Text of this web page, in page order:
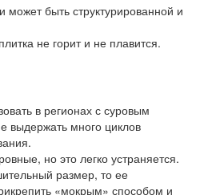
может быть структурированной и
не горит и не плавится.
в регионах с суровым
выдержать много циклов
но это легко устраняется.
размер, то ее
«мокрым» способом и